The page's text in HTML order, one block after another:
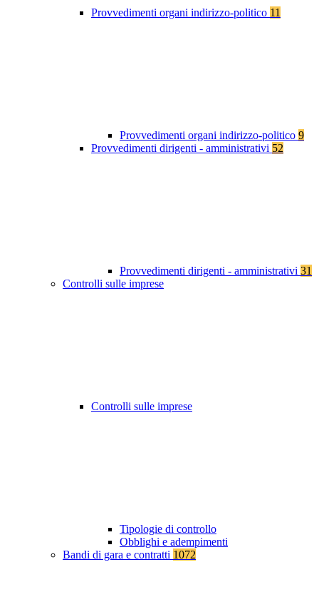
Provvedimenti organi indirizzo-politico 11
Provvedimenti organi indirizzo-politico 9
Provvedimenti dirigenti - amministrativi 52
Provvedimenti dirigenti - amministrativi 31
Controlli sulle imprese
Controlli sulle imprese
Tipologie di controllo
Obblighi e adempimenti
Bandi di gara e contratti 1072